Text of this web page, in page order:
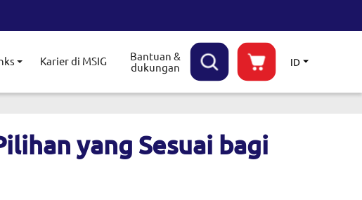
Toggle submenu
Karier di MSIG
Bantuan &
dukungan
ID
yang Sesuai bagi